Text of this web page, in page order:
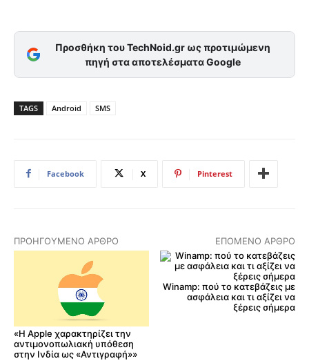
Προσθήκη του TechNoid.gr ως προτιμώμενη
πηγή στα αποτελέσματα Google
TAGS Android SMS
Facebook X Pinterest
ΠΡΟΗΓΟΎΜΕΝΟ ΆΡΘΡΟ
«Η Apple χαρακτηρίζει την
αντιμονοπωλιακή υπόθεση
στην Ινδία ως «Αντιγραφή»»
ΕΠΌΜΕΝΟ ΆΡΘΡΟ
Winamp: πού το κατεβάζεις με
ασφάλεια και τι αξίζει να
ξέρεις σήμερα